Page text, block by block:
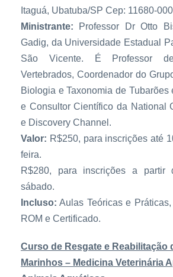
Itaguá, Ubatuba/SP Cep: 11680-000
Ministrante: Professor Dr Otto
Gadig, da Universidade Estadual
São Vicente. É Professor
Vertebrados, Coordenador do
Biologia e Taxonomia de Tubarões
e Consultor Científico da National
e Discovery Channel.
Valor: R$250, para inscrições até
feira.
R$280, para inscrições a partir
sábado.
Incluso: Aulas Teóricas e
ROM e Certificado.
Curso de Resgate e Reabilitação
Marinhos – Medicina Veterinária